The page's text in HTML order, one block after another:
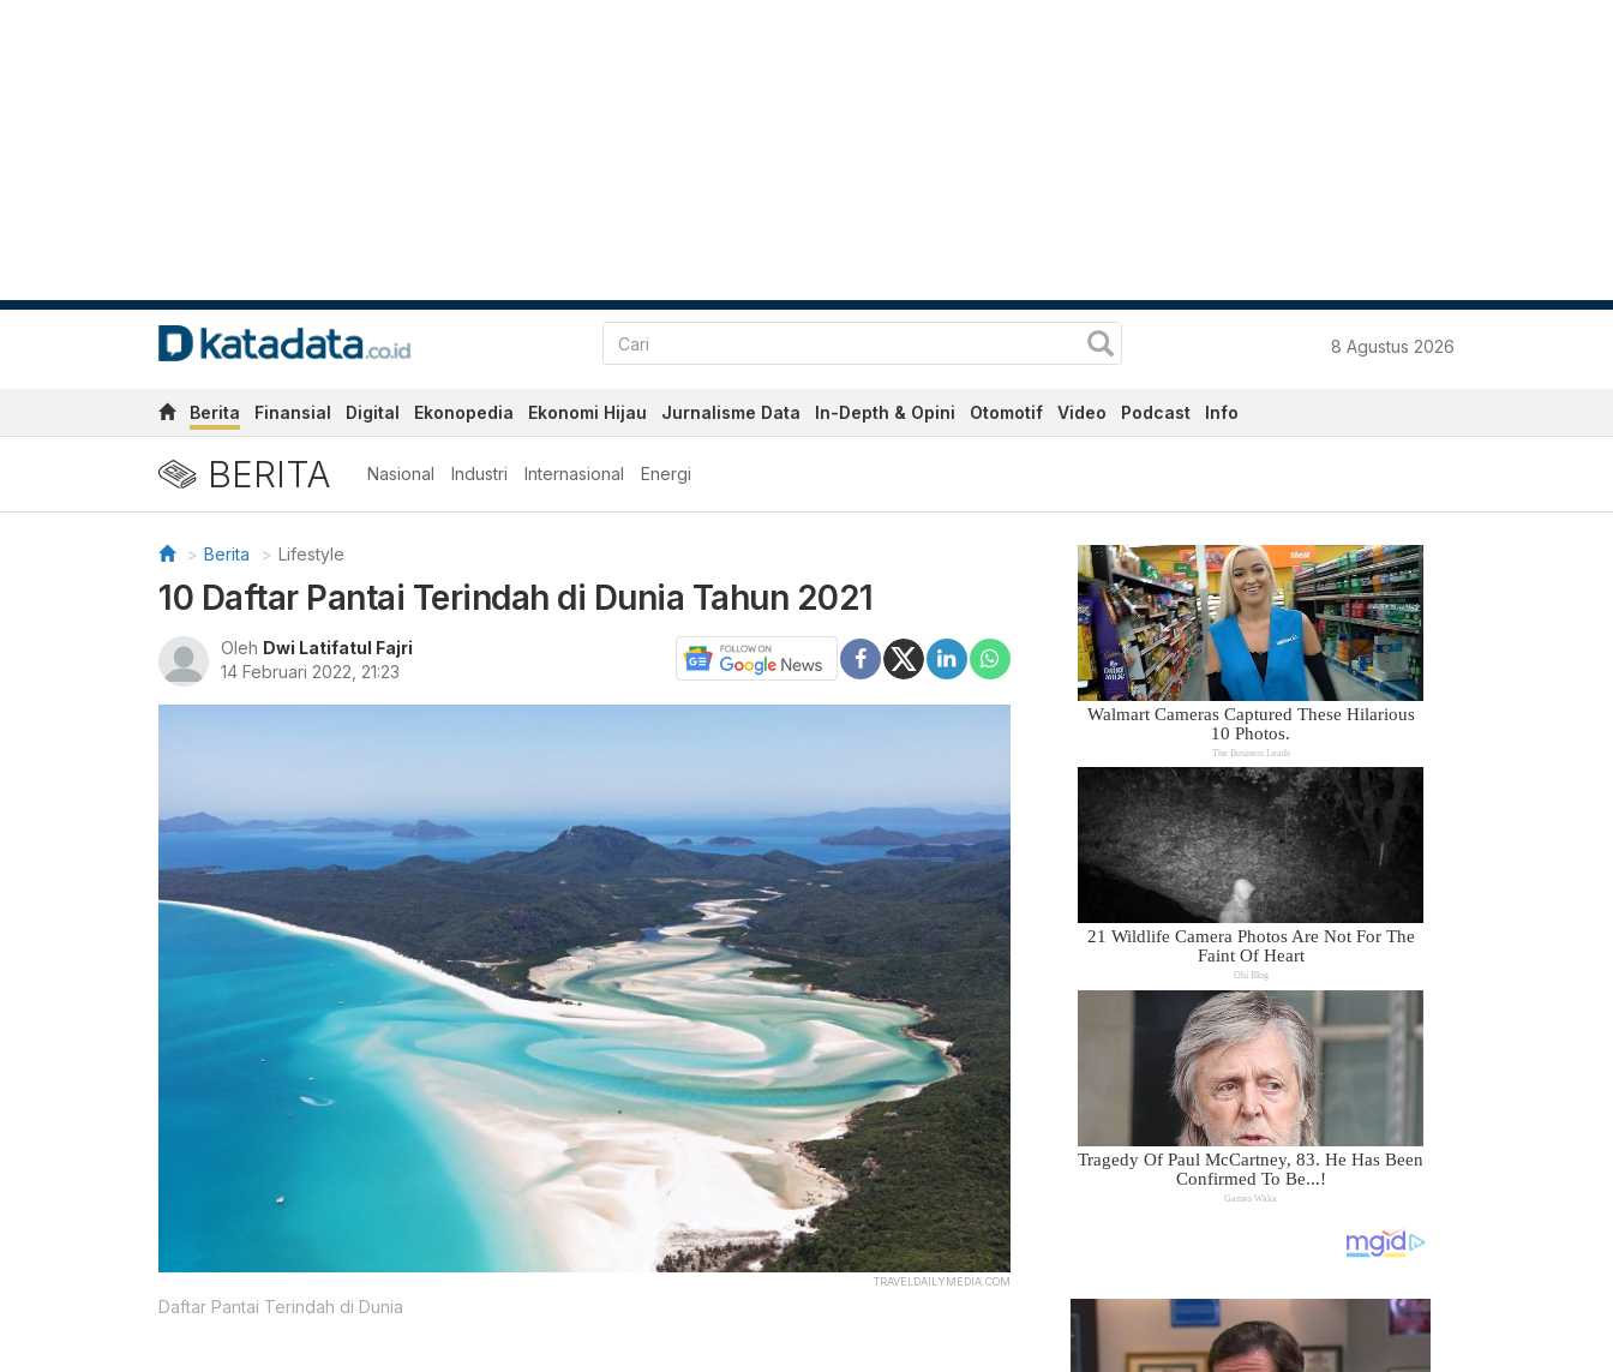
8 Agustus 2026
Berita Finansial Digital Ekonopedia Ekonomi Hijau Jurnalisme Data In-Depth & Opini Otomotif Video Podcast Info
BERITA Nasional Industri Internasional Energi
Berita Lifestyle
10 Daftar Pantai Terindah di Dunia Tahun 2021
Oleh Dwi Latifatul Fajri
14 Februari 2022, 21:23
TRAVELDAILYMEDIA.COM
Daftar Pantai Terindah di Dunia